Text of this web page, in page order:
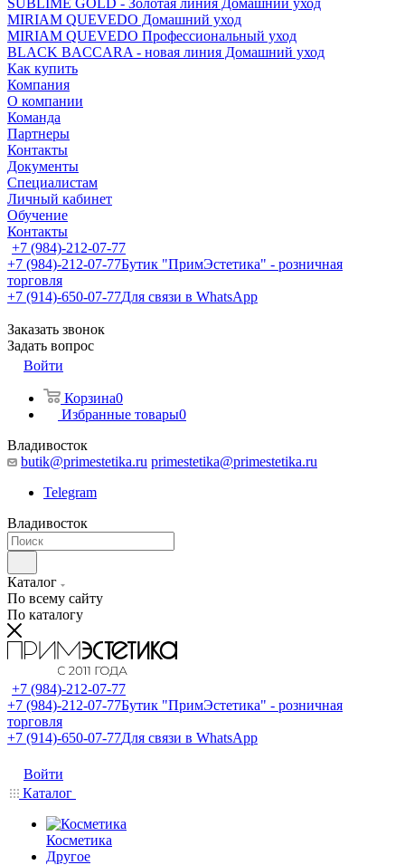
SUBLIME GOLD - Золотая линия Домашний уход
MIRIAM QUEVEDO Домашний уход
MIRIAM QUEVEDO Профессиональный уход
BLACK BACCARA - новая линия Домашний уход
Как купить
Компания
О компании
Команда
Партнеры
Контакты
Документы
Специалистам
Личный кабинет
Обучение
Контакты
+7 (984)-212-07-77
+7 (984)-212-07-77Бутик "ПримЭстетика" - розничная
торговля
+7 (914)-650-07-77Для связи в WhatsApp
Заказать звонок
Задать вопрос
Войти
Корзина0
Избранные товары0
Владивосток
butik@primestetika.ru primestetika@primestetika.ru
Telegram
Владивосток
Каталог
По всему сайту
По каталогу
+7 (984)-212-07-77
+7 (984)-212-07-77Бутик "ПримЭстетика" - розничная
торговля
+7 (914)-650-07-77Для связи в WhatsApp
Войти
Каталог
Косметика
Другое